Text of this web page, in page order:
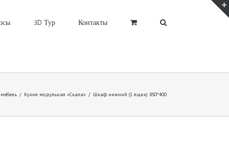
3D Тур Контакты
/ Кухня модульная «Скала» / Шкаф нижний (1 ящик) 850*400